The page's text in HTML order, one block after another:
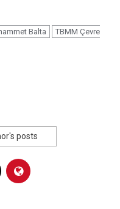
Balta
TBMM Çevre
posts